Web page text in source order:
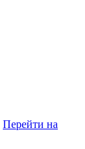
Перейти на